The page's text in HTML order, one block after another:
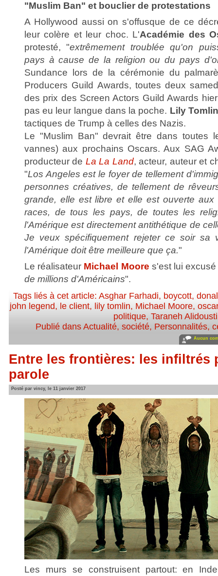
"Muslim Ban" et bouclier de protestations
A Hollywood aussi on s'offusque de ce
leur colère et leur choc. L'Académie des
protesté, "extrêmement troublée qu'on
pays à cause de la religion ou du pays
Sundance lors de la cérémonie du
Producers Guild Awards, toutes deux
des prix des Screen Actors Guild Awards
pas eu leur langue dans la poche. Lily Tomlin
tactiques de Trump à celles des Nazis.
Le "Muslim Ban" devrait être dans toutes
vannes) aux prochains Oscars. Aux SAG
producteur de La La Land, acteur, auteur et
"Los Angeles est le foyer de tellement
personnes créatives, de tellement de
grande, elle est libre et elle est ouverte
races, de tous les pays, de toutes les
l'Amérique est directement antithétique de
Je veux spécifiquement rejeter ce soir sa
l'Amérique doit être meilleure que ça."
Le réalisateur Michael Moore s'est lui
de millions d'Américains".
Tags liés à cet article:Asghar Farhadi, boycott,
john legend, le client, lily tomlin, Michael Moore,
politique,Taraneh Alidousti
Publié dans Actualité, société, Personnalités,
Aucun
Entre les frontières: les infiltrés
parole
Posté par vincy, le 11 janvier 2017
Les murs se construisent partout: en